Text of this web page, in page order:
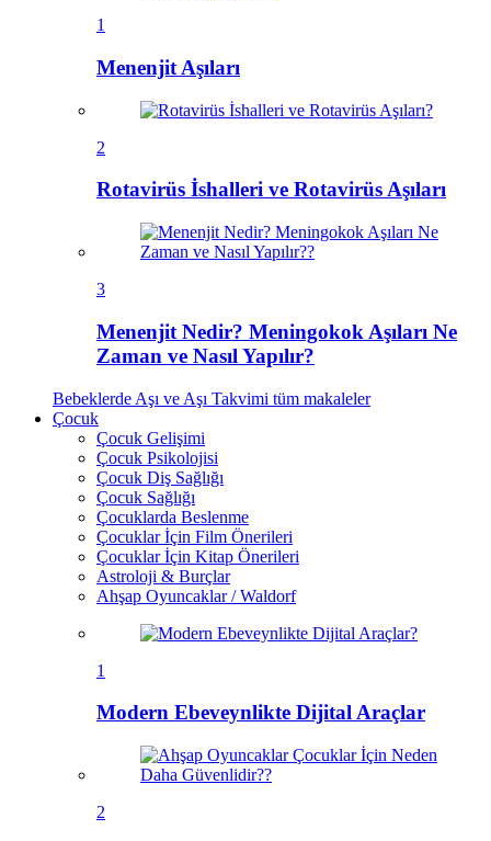
1
Menenjit Aşıları
2
Rotavirüs İshalleri ve Rotavirüs Aşıları
3
Menenjit Nedir? Meningokok Aşıları Ne
Zaman ve Nasıl Yapılır?
Bebeklerde Aşı ve Aşı Takvimi tüm makaleler
Çocuk
Çocuk Gelişimi
Çocuk Psikolojisi
Çocuk Diş Sağlığı
Çocuk Sağlığı
Çocuklarda Beslenme
Çocuklar İçin Film Önerileri
Çocuklar İçin Kitap Önerileri
Astroloji & Burçlar
Ahşap Oyuncaklar / Waldorf
1
Modern Ebeveynlikte Dijital Araçlar
2